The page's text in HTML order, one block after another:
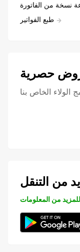
نسخة من الفاتورة
طبع الفواتير
حصرية
الولاء الخاص بنا
من التنقل
للمزيد من المعلومات